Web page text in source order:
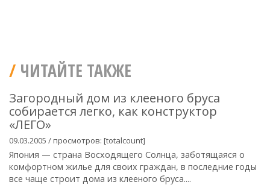
ЧИТАЙТЕ ТАКЖЕ
Загородный дом из клееного бруса
собирается легко, как конструктор
«ЛЕГО»
09.03.2005 / просмотров: [totalcount]
Япония — страна Восходящего Солнца, заботящаяся о
комфортном жилье для своих граждан, в последние годы
все чаще строит дома из клееного бруса....